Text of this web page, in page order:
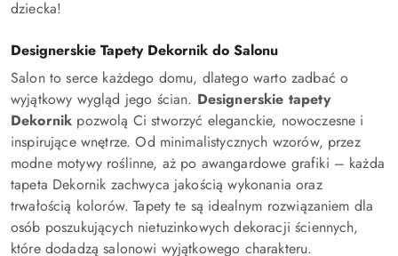
dziecka!
Designerskie Tapety Dekornik do Salonu
Salon to serce każdego domu, dlatego warto zadbać o
wyjątkowy wygląd jego ścian. Designerskie tapety
Dekornik pozwolą Ci stworzyć eleganckie, nowoczesne i
inspirujące wnętrze. Od minimalistycznych wzorów, przez
modne motywy roślinne, aż po awangardowe grafiki – każda
tapeta Dekornik zachwyca jakością wykonania oraz
trwałością kolorów. Tapety te są idealnym rozwiązaniem dla
osób poszukujących nietuzinkowych dekoracji ściennych,
które dodadzą salonowi wyjątkowego charakteru.